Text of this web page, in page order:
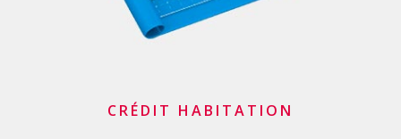
CRÉDIT HABITATION